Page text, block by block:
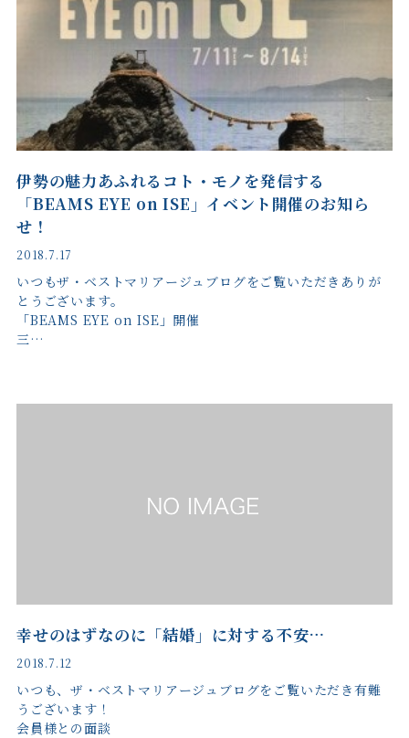
伊勢の魅力あふれるコト・モノを発信する
「BEAMS EYE on ISE」イベント開催のお知ら
せ！
2018.7.17
いつもザ・ベストマリアージュブログをご覧いただきありが
とうございます。
「BEAMS EYE on ISE」開催
三…
幸せのはずなのに「結婚」に対する不安…
2018.7.12
いつも、ザ・ベストマリアージュブログをご覧いただき有難
うございます！
会員様との面談